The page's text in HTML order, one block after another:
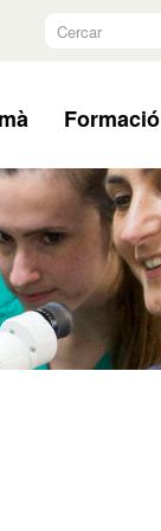
Cercar
Formació